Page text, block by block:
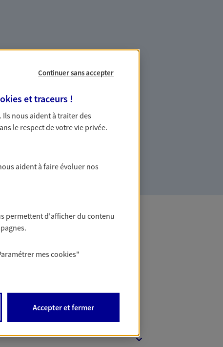
des indépendants. Nous
solutions cohérentes pour protéger
Continuer sans accepter
et traceurs !
. Ils nous aident à traiter des
le respect de votre vie privée.
aident à faire évoluer nos
permettent d'afficher du contenu
mescookies"
Accepter et fermer